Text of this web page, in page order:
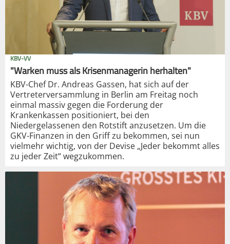
KBV-VV
"Warken muss als Krisenmanagerin herhalten"
KBV-Chef Dr. Andreas Gassen, hat sich auf der
Vertreterversammlung in Berlin am Freitag noch
einmal massiv gegen die Forderung der
Krankenkassen positioniert, bei den
Niedergelassenen den Rotstift anzusetzen. Um die
GKV-Finanzen in den Griff zu bekommen, sei nun
vielmehr wichtig, von der Devise „Jeder bekommt alles
zu jeder Zeit“ wegzukommen.